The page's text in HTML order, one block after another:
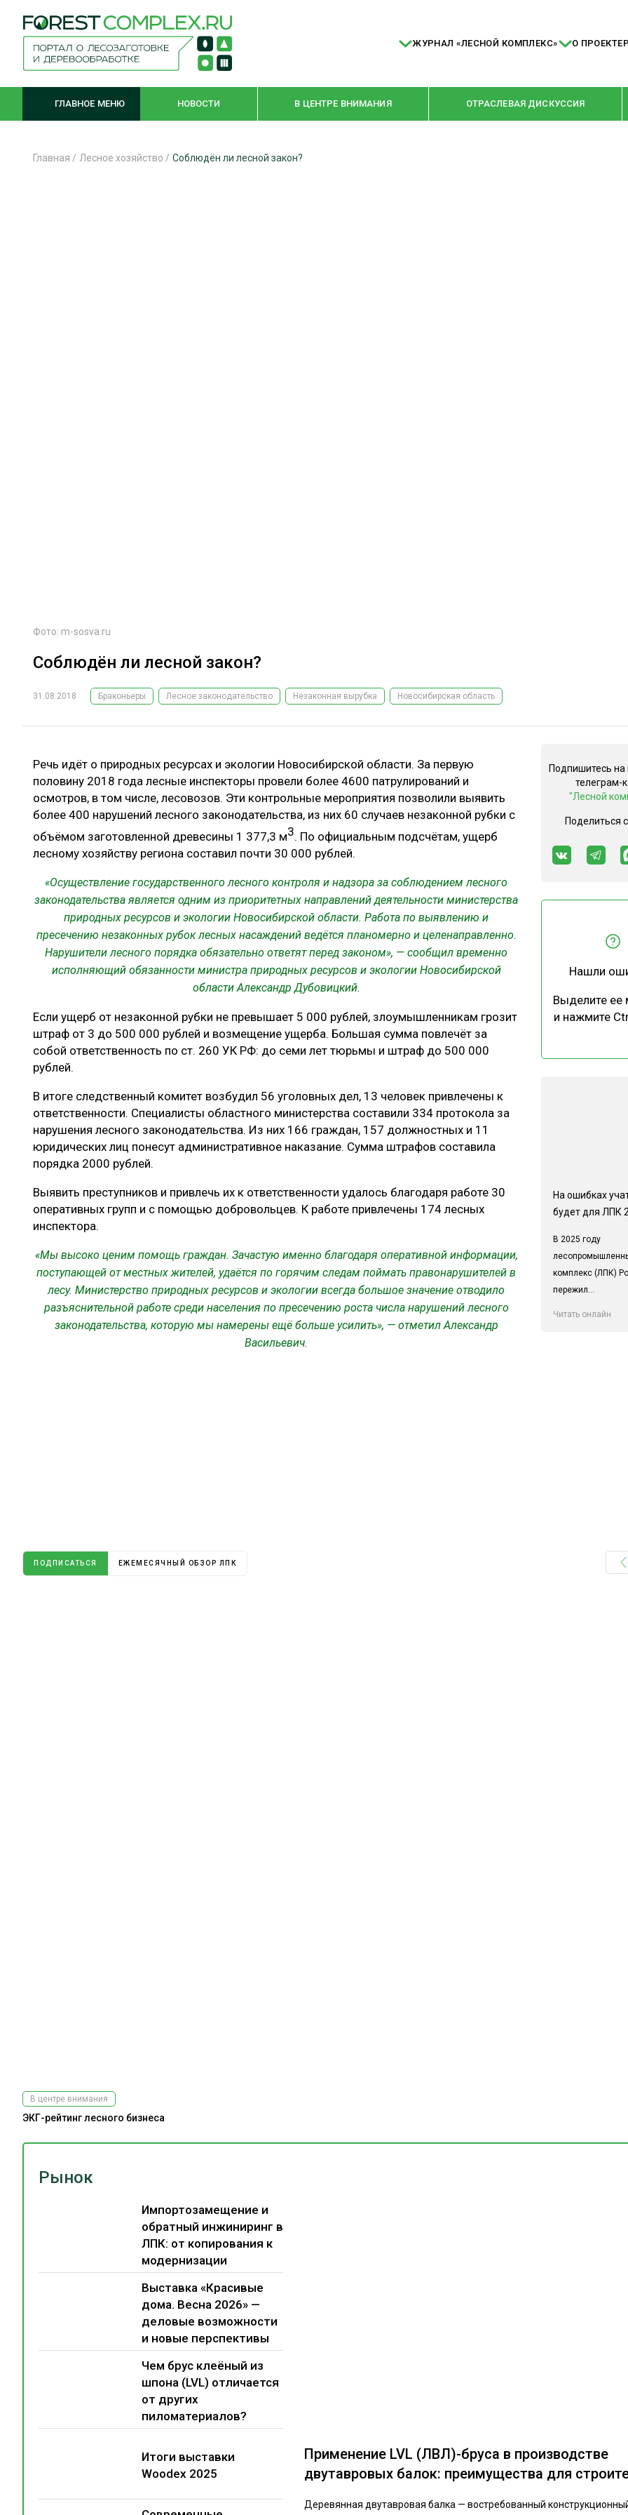
ЖУРНАЛ «ЛЕСНОЙ КОМПЛЕКС» О ПРОЕКТЕ
ГЛАВНОЕ МЕНЮ НОВОСТИ В ЦЕНТРЕ ВНИМАНИЯ ОТРАСЛЕВАЯ ДИСКУССИЯ
Главная / Лесное хозяйство / Соблюдён ли лесной закон?
Фото: m-sosva.ru
Соблюдён ли лесной закон?
31.08.2018 Браконьеры Лесное законодательство Незаконная вырубка Новосибирская область
Речь идёт о природных ресурсах и экологии Новосибирской области. За первую
половину 2018 года лесные инспекторы провели более 4600 патрулирований и
осмотров, в том числе, лесовозов. Эти контрольные мероприятия позволили выявить
более 400 нарушений лесного законодательства, из них 60 случаев незаконной рубки с
объёмом заготовленной древесины 1 377,3 м3. По официальным подсчётам, ущерб
лесному хозяйству региона составил почти 30 000 рублей.
«Осуществление государственного лесного контроля и надзора за соблюдением лесного
законодательства является одним из приоритетных направлений деятельности министерства
природных ресурсов и экологии Новосибирской области. Работа по выявлению и
пресечению незаконных рубок лесных насаждений ведётся планомерно и целенаправленно.
Нарушители лесного порядка обязательно ответят перед законом», — сообщил временно
исполняющий обязанности министра природных ресурсов и экологии Новосибирской
области Александр Дубовицкий.
Если ущерб от незаконной рубки не превышает 5 000 рублей, злоумышленникам грозит
штраф от 3 до 500 000 рублей и возмещение ущерба. Большая сумма повлечёт за
собой ответственность по ст. 260 УК РФ: до семи лет тюрьмы и штраф до 500 000
рублей.
В итоге следственный комитет возбудил 56 уголовных дел, 13 человек привлечены к
ответственности. Специалисты областного министерства составили 334 протокола за
нарушения лесного законодательства. Из них 166 граждан, 157 должностных и 11
юридических лиц понесут административное наказание. Сумма штрафов составила
порядка 2000 рублей.
Выявить преступников и привлечь их к ответственности удалось благодаря работе 30
оперативных групп и с помощью добровольцев. К работе привлечены 174 лесных
инспектора.
«Мы высоко ценим помощь граждан. Зачастую именно благодаря оперативной информации,
поступающей от местных жителей, удаётся по горячим следам поймать правонарушителей в
лесу. Министерство природных ресурсов и экологии всегда большое значение отводило
разъяснительной работе среди населения по пресечению роста числа нарушений лесного
законодательства, которую мы намерены ещё больше усилить», — отметил Александр
Васильевич.
Подпишитесь на
телеграм-
"Лесной
Поделиться
Нашли
Выделите
и нажмите
На ошибках
будет для ЛПК
В 2025 году
комплекс (ЛПК)
пережил...
Читать онлайн
Рынок
Импортозамещение и
обратный инжиниринг в
ЛПК: от копирования к
модернизации
Выставка «Красивые
дома. Весна 2026» —
деловые возможности
и новые перспективы
Чем брус клеёный из
шпона (LVL) отличается
от других
пиломатериалов?
Итоги выставки
Woodex 2025
Применение LVL (ЛВЛ)-бруса в производстве
двутавровых балок: преимущества для
Деревянная двутавровая балка — востребованный
ПОДПИСАТЬСЯ ЕЖЕМЕСЯЧНЫЙ ОБЗОР ЛПК
В центре внимания
ЭКГ-рейтинг лесного бизнеса